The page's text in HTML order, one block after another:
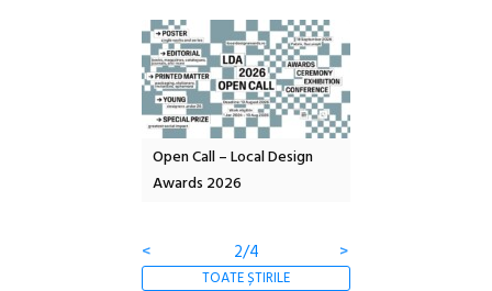
Open Call – Local Design
Awards 2026
<
2/4 >
TOATE ȘTIRILE